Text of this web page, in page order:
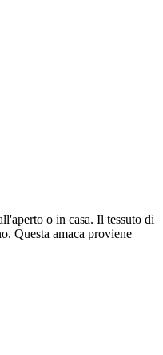
o in casa. Il tessuto di
Questa amaca proviene